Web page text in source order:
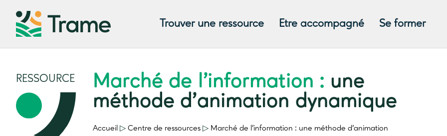
Trouver une ressource Etre accompagné Se former
RESSOURCE Marché de l’information : une
méthode d’animation dynamique
Accueil ▷ Centre de ressources ▷ Marché de l’information : une méthode d’animation